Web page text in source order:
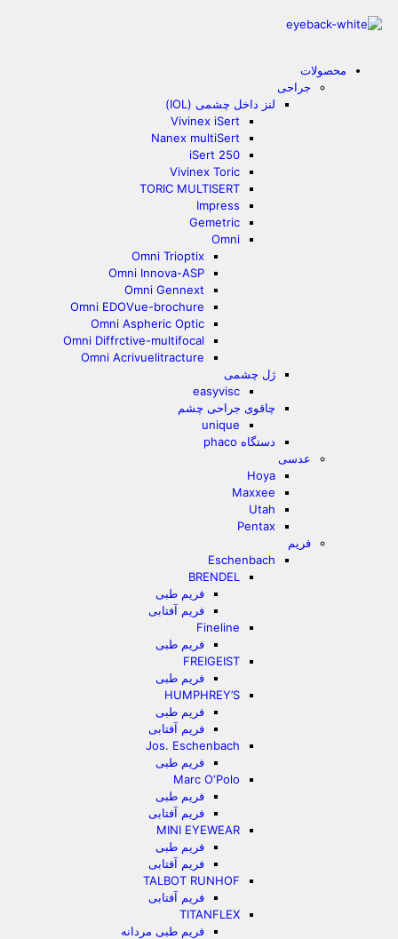
محصولات
جراحی
لنز داخل چشمی (IOL)
Vivinex iSert
Nanex multiSert
iSert 250
Vivinex Toric
TORIC MULTISERT
Impress
Gemetric
Omni
Omni Trioptix
Omni Innova-ASP
Omni Gennext
Omni EDOVue-brochure
Omni Aspheric Optic
Omni Diffrctive-multifocal
Omni Acrivuelitracture
ژل چشمی
easyvisc
چاقوی جراحی چشم
unique
دستگاه phaco
عدسی
Hoya
Maxxee
Utah
Pentax
فریم
Eschenbach
BRENDEL
فریم طبی
فریم آفتابی
Fineline
فریم طبی
FREIGEIST
فریم طبی
HUMPHREY’S
فریم طبی
فریم آفتابی
Jos. Eschenbach
فریم طبی
Marc O‘Polo
فریم طبی
فریم آفتابی
MINI EYEWEAR
فریم طبی
فریم آفتابی
TALBOT RUNHOF
فریم آفتابی
TITANFLEX
فریم طبی مردانه